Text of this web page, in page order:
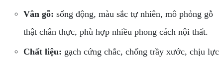
Vân gỗ: sống động, màu sắc tự nhiên, mô phỏng gỗ
thật chân thực, phù hợp nhiều phong cách nội thất.
Chất liệu: gạch cứng chắc, chống trầy xước, chịu lực